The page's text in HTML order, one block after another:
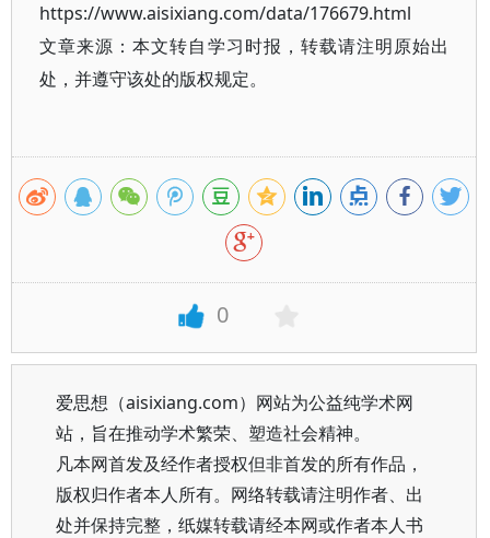
https://www.aisixiang.com/data/176679.html
文章来源：本文转自学习时报，转载请注明原始出
处，并遵守该处的版权规定。
0
爱思想（aisixiang.com）网站为公益纯学术网
站，旨在推动学术繁荣、塑造社会精神。
凡本网首发及经作者授权但非首发的所有作品，
版权归作者本人所有。网络转载请注明作者、出
处并保持完整，纸媒转载请经本网或作者本人书